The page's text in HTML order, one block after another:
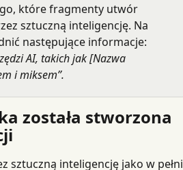
które fragmenty utwór
sztuczną inteligencję. Na
następujące informacje:
AI, takich jak [Nazwa
i miksem”.
została stworzona
inteligencję jako w pełni